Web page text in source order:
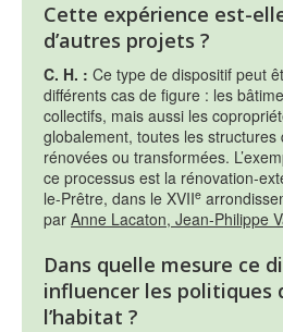
Cette expérience est-
d’autres projets ?
C. H. : Ce type de dispositif peut
différents cas de figure : les
collectifs, mais aussi les
globalement, toutes les structures
rénovées ou transformées.
ce processus est la rénovation-
le-Prêtre, dans le XVIIe
par Anne Lacaton, Jean-Philippe
Dans quelle mesure ce
influencer les politiques
l’habitat ?